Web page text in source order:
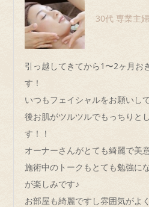
30代 専業主婦
引っ越してきてから1〜2ヶ月お
す！
いつもフェイシャルをお願いし
後お肌がツルツルでもっちりと
す！！
オーナーさんがとても綺麗で美
施術中のトークもとても勉強に
が楽しみです♪
お部屋も綺麗ですし雰囲気がよ